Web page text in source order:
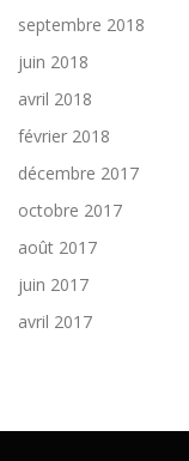
septembre 2018
juin 2018
avril 2018
février 2018
décembre 2017
octobre 2017
août 2017
juin 2017
avril 2017